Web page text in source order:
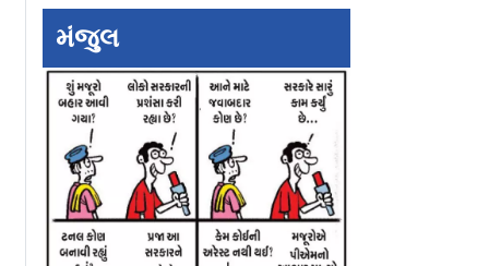
પકડાયો
મુંબઈકર્સને નહીં પડે
પાણીની તકલીફ!
જળાશયોમાં પાણીનો
સંગ્રહ ૯૦ ટકા નજીક
પહોંચ્યો
મંજુલ